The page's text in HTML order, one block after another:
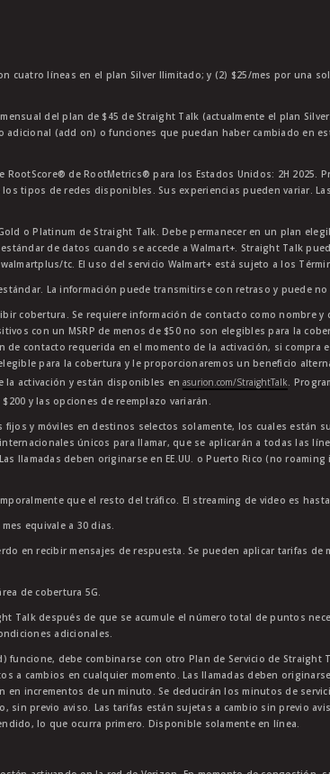
cuatro líneas en el plan Silver Ilimitado; y (2) $25/mes por una
del plan de $45 de Straight Talk (actualmente el plan
(add on) o funciones que puedan haber cambiado en
RootScore® de RootMetrics® para los Estados Unidos: 2H 2025.
tipos de redes disponibles. Sus experiencias pueden variar.
o Platinum de Straight Talk. Debe permanecer en un plan
de datos cuando se accede a Walmart+. Straight Talk
tc. El uso del servicio Walmart+ está sujeto a los
La información puede transmitirse con retraso y puede
cobertura. Se requiere información de contacto como nombre
con un MSRP de menos de $50 no son elegibles para la
contacto requerida en el momento de la activación, si compra
para la cobertura y le proporcionaremos un beneficio
la activación y están disponibles enasurion.com/StraightTalk.
y las opciones de reemplazo variarán.
y móviles en destinos selectos solamente, los cuales están
únicos para llamar, que se aplicarán a todas las
llamadas deben originarse en EE.UU. o Puerto Rico (no
que el resto del tráfico. El streaming de video es
equivale a 30 dias.
en recibir mensajes de respuesta. Se pueden aplicar tarifas
de cobertura 5G.
Talk después de que se acumule el número total de puntos
adicionales.
funcione, debe combinarse con otro Plan de Servicio de
cambios en cualquier momento. Las llamadas deben originarse
incrementos de un minuto. Se deducirán los minutos de
sin previo aviso. Las tarifas están sujetas a cambio sin previo
lo que ocurra primero. Disponible solamente en línea.